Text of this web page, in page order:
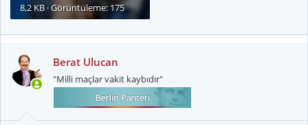
8,2 KB · Görüntüleme: 175
Berat Ulucan
"Milli maçlar vakit kaybıdır"